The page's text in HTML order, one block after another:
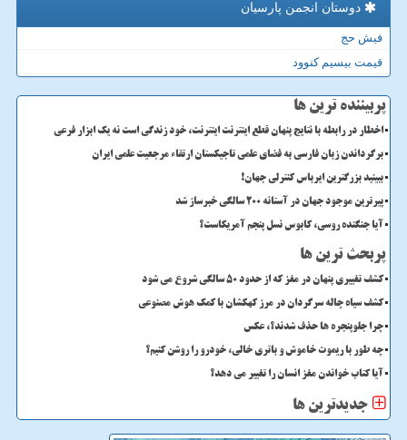
دوستان انجمن پارسیان
فیش حج
قیمت بیسیم کنوود
پربیننده ترین ها
اخطار در رابطه با نتایج پنهان قطع اینترنت اینترنت، خود زندگی است نه یک ابزار فرعی
برگرداندن زبان فارسی به فضای علمی تاجیکستان ارتقاء مرجعیت علمی ایران
ببینید بزرگترین ایرباس کنترلی جهان!
پیرترین موجود جهان در آستانه ۲۰۰ سالگی خبرساز شد
آیا جنگنده روسی، کابوس نسل پنجم آمریکاست؟
پربحث ترین ها
کشف تغییری پنهان در مغز که از حدود 50 سالگی شروع می شود
کشف سیاه چاله سرگردان در مرز کهکشان با کمک هوش مصنوعی
چرا جلوپنجره ها حذف شدند؟، عکس
چه طور با ریموت خاموش و باتری خالی، خودرو را روشن کنیم؟
آیا کتاب خواندن مغز انسان را تغییر می دهد؟
جدیدترین ها